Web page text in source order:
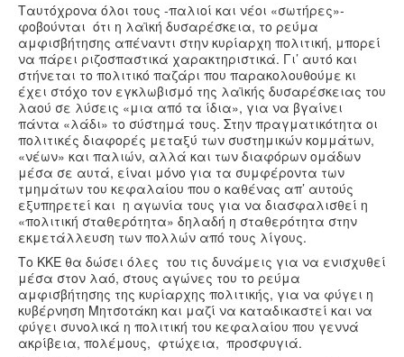
Ταυτόχρονα όλοι τους -παλιοί και νέοι «σωτήρες»-
φοβούνται ότι η λαϊκή δυσαρέσκεια, το ρεύμα
αμφισβήτησης απέναντι στην κυρίαρχη πολιτική, μπορεί
να πάρει ριζοσπαστικά χαρακτηριστικά. Γι’ αυτό και
στήνεται το πολιτικό παζάρι που παρακολουθούμε κι
έχει στόχο τον εγκλωβισμό της λαϊκής δυσαρέσκειας του
λαού σε λύσεις «μια από τα ίδια», για να βγαίνει
πάντα «λάδι» το σύστημά τους. Στην πραγματικότητα οι
πολιτικές διαφορές μεταξύ των συστημικών κομμάτων,
«νέων» και παλιών, αλλά και των διαφόρων ομάδων
μέσα σε αυτά, είναι μόνο για τα συμφέροντα των
τμημάτων του κεφαλαίου που ο καθένας απ’ αυτούς
εξυπηρετεί και η αγωνία τους για να διασφαλισθεί η
«πολιτική σταθερότητα» δηλαδή η σταθερότητα στην
εκμετάλλευση των πολλών από τους λίγους.
Το ΚΚΕ θα δώσει όλες του τις δυνάμεις για να ενισχυθεί
μέσα στον λαό, στους αγώνες του το ρεύμα
αμφισβήτησης της κυρίαρχης πολιτικής, για να φύγει η
κυβέρνηση Μητσοτάκη και μαζί να καταδικαστεί και να
φύγει συνολικά η πολιτική του κεφαλαίου που γεννά
ακρίβεια, πολέμους, φτώχεια, προσφυγιά.